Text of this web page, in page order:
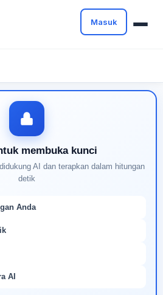
Masuk
membuka kunci
AI dan terapkan dalam hitungan
detik
Anda
AI
membuka kunci pencocokan